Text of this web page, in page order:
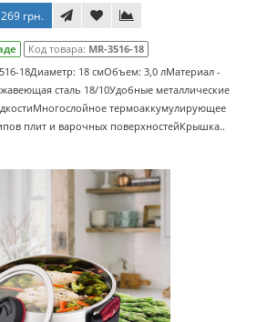
грн.
Код товара: MR-3516-18
18Диаметр: 18 смОбъем: 3,0 лМатериал -
сталь 18/10Удобные металлические
термоаккумулирующее
плит и варочных поверхностейКрышка..